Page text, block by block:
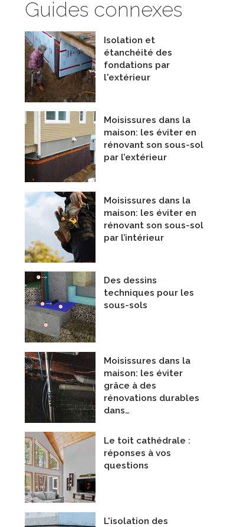
Guides connexes
Isolation et
étanchéité des
fondations par
l'extérieur
Moisissures dans la
maison: les éviter en
rénovant son sous-sol
par l’extérieur
Moisissures dans la
maison: les éviter en
rénovant son sous-sol
par l’intérieur
Des dessins
techniques pour les
sous-sols
Moisissures dans la
maison: les éviter
grâce à des
rénovations durables
dans…
Le toit cathédrale :
réponses à vos
questions
L'isolation des
sans ciment
Drummond
PRO-LAB RW103 Kit de test Radon
Généraux
Maison LEED
Entrepreneurs Généraux
De Concept Construction